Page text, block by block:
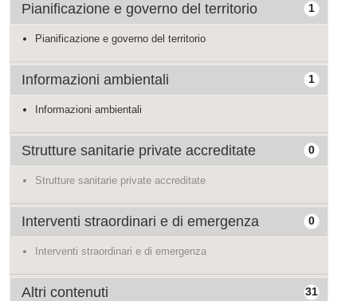
1
Pianificazione e governo del territorio
Pianificazione e governo del territorio
1
Informazioni ambientali
Informazioni ambientali
0
Strutture sanitarie private accreditate
Strutture sanitarie private accreditate
0
Interventi straordinari e di emergenza
Interventi straordinari e di emergenza
31
Altri contenuti